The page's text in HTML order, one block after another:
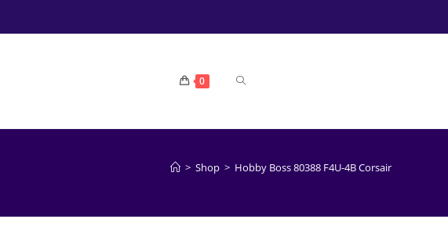
0 TOGGLE
> Shop > Hobby Boss 80388 F4U-4B Corsair